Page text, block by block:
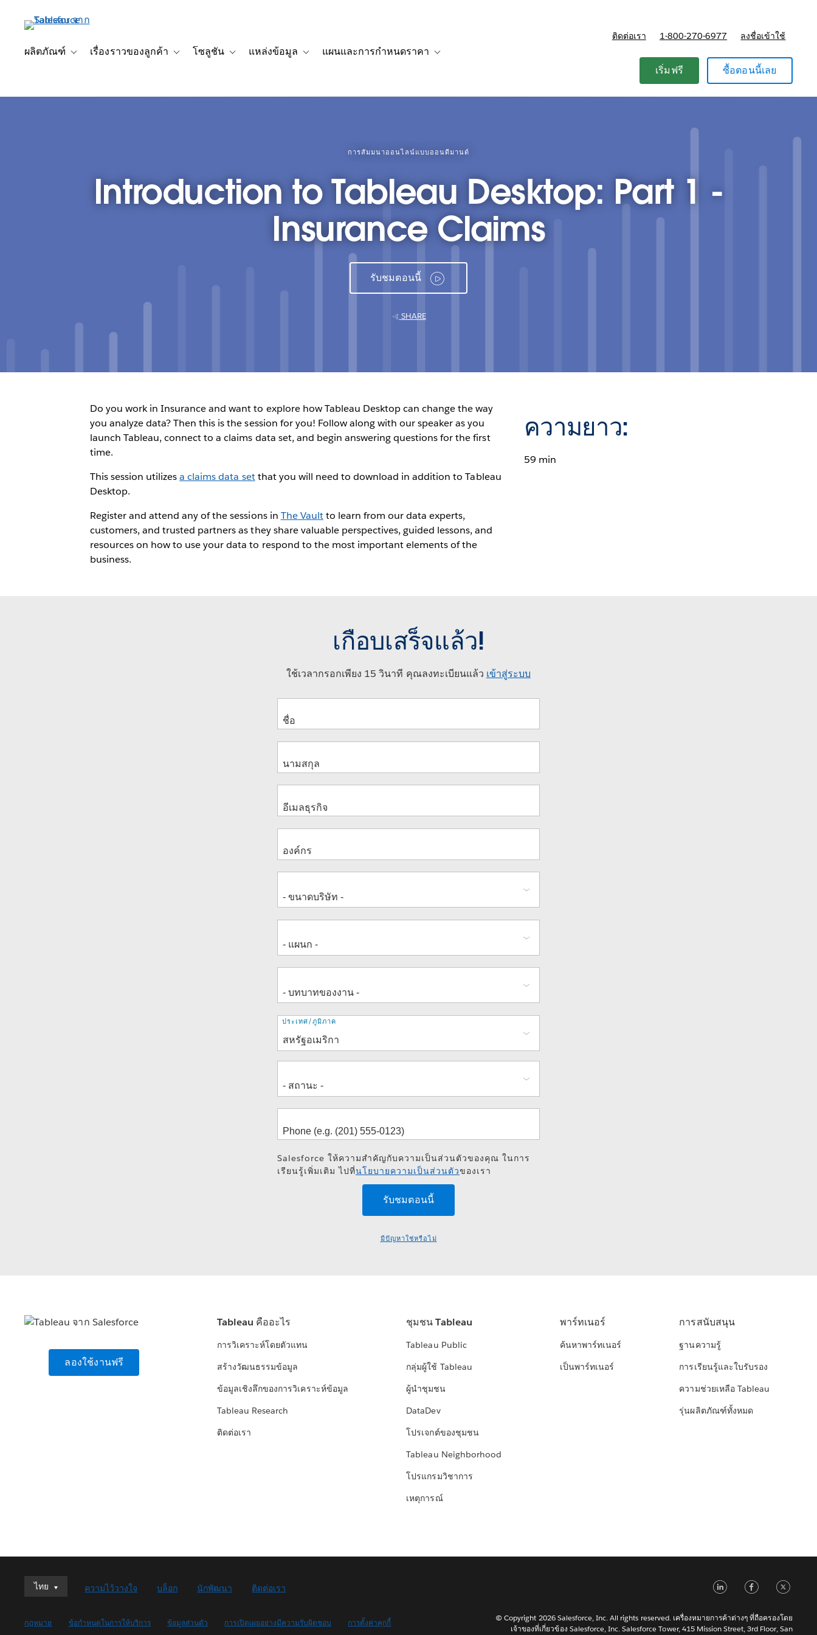
เนื้อหาผลิตภัณฑ์
Toggle sub-navigation for ผลิตภัณฑ์
เรื่องราวของลูกค้า
Toggle sub-navigation for เรื่องราวของลูกค้า
โซลูชัน
Toggle sub-navigation for โซลูชัน
แหล่งข้อมูล แผนและการกำหนดราคา
ติดต่อเรา 1-800-270-6977 ลงชื่อเข้าใช้
เริ่มฟรี ซื้อตอนนี้เลย
การสัมมนาออนไลน์แบบออนดีมานด์
Introduction to Tableau Desktop: Part 1 -
Insurance Claims
รับชมตอนนี้
SHARE
Do you work in Insurance and want to explore how Tableau Desktop can change the way
you analyze data? Then this is the session for you! Follow along with our speaker as you
launch Tableau, connect to a claims data set, and begin answering questions for the first
time.
This session utilizesa claims data setthat you will need to download in addition to Tableau
Desktop.
Register and attend any of the sessions in The Vaultto learn from our data experts,
customers, and trusted partners as they share valuable perspectives, guided lessons, and
resources on how to use your data to respond to the most important elements of the
business.
ความยาว:
59 min
เกือบเสร็จแล้ว!
ใช้เวลากรอกเพียง 15 วินาที คุณลงทะเบียนแล้ว เข้าสู่ระบบ
ที่
อยู่
ประเทศ/ภูมิภาค
Salesforce ให้ความสำคัญกับความเป็นส่วนตัวของคุณ ในการ
เรียนรู้เพิ่มเติม ไปที่นโยบายความเป็นส่วนตัวของเรา
มีปัญหาใช่หรือไม่
ลองใช้งานฟรี
Tableau คืออะไร
การวิเคราะห์โดยตัวแทน
สร้างวัฒนธรรมข้อมูล
ข้อมูลเชิงลึกของการวิเคราะห์ข้อมูล
Tableau Research
ติดต่อเรา
ชุมชน Tableau
Tableau Public
กลุ่มผู้ใช้ Tableau
ผู้นำชุมชน
DataDev
โปรเจกต์ของชุมชน
Tableau Neighborhood
โปรแกรมวิชาการ
เหตุการณ์
พาร์ทเนอร์
ค้นหาพาร์ทเนอร์
เป็นพาร์ทเนอร์
การสนับสนุน
ฐานความรู้
การเรียนรู้และใบรับรอง
ความช่วยเหลือ Tableau
รุ่นผลิตภัณฑ์ทั้งหมด
ไทย
ไทย
English (UK)
ความไว้วางใจ บล็อก นักพัฒนา ติดต่อเรา
กฎหมาย ข้อกำหนดในการให้บริการ ข้อมูลส่วนตัว การเปิดเผยอย่างมีความรับผิดชอบ การตั้งค่าคุกกี้
LinkedIn
© Copyright 2026 Salesforce, Inc. All rights reserved. เครื่องหมายการค้าต่างๆ ที่ถือครองโดย
เจ้าของที่เกี่ยวข้อง Salesforce, Inc. Salesforce Tower, 415 Mission Street, 3rd Floor, San